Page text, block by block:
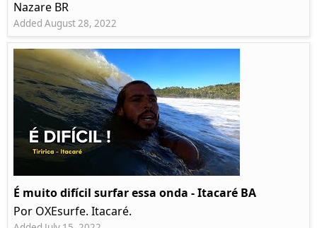
Nazare BR
Added August 28, 2022
É muito difícil surfar essa onda - Itacaré BA
Por OXEsurfe. Itacaré.